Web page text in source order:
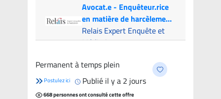
Avocat.e - Enquêteur.rice
en matière de harcèlement
psychologique
Relais Expert Enquête et
Médiation
candidats
Permanent à temps plein
Postulez ici Publié il y a 2 jours
668 personnes ont consulté cette offre